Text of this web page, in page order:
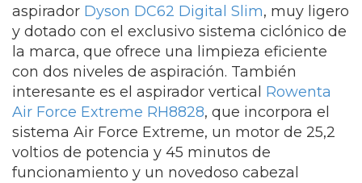
aspirador Dyson DC62 Digital Slim, muy ligero
y dotado con el exclusivo sistema ciclónico de
la marca, que ofrece una limpieza eficiente
con dos niveles de aspiración. También
interesante es el aspirador vertical Rowenta
Air Force Extreme RH8828, que incorpora el
sistema Air Force Extreme, un motor de 25,2
voltios de potencia y 45 minutos de
funcionamiento y un novedoso cabezal